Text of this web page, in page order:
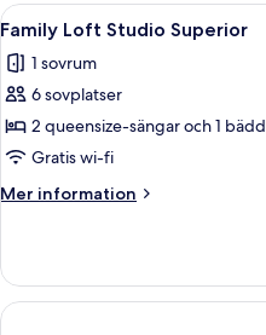
Öppna
alla
foton
för
Family
Loft
Studio
Superior
16
Family Loft Studio Superior
1 sovrum
6 sovplatser
2 queensize-sängar och 1
Gratis wi-fi
Mer information
Mer
Loft
Studio
Superior